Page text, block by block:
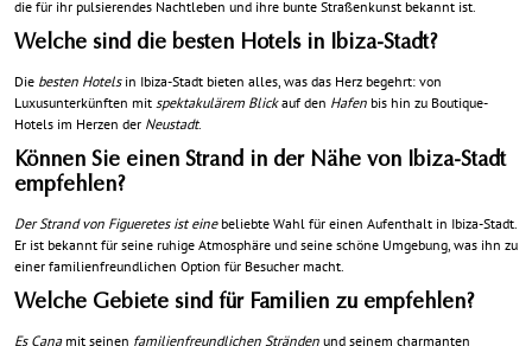
die für ihr pulsierendes Nachtleben und ihre bunte Straßenkunst bekannt ist.
Welche sind die besten Hotels in Ibiza-Stadt?
Die besten Hotels in Ibiza-Stadt bieten alles, was das Herz begehrt: von
Luxusunterkünften mit spektakulärem Blickauf den Hafen bis hin zu Boutique-
Hotels im Herzen der Neustadt.
Können Sie einen Strand in der Nähe von Ibiza-Stadt
empfehlen?
Der Strand von Figueretes ist eine beliebte Wahl für einen Aufenthalt in Ibiza-Stadt.
Er ist bekannt für seine ruhige Atmosphäre und seine schöne Umgebung, was ihn zu
einer familienfreundlichen Option für Besucher macht.
Welche Gebiete sind für Familien zu empfehlen?
Es Cana mit seinen familienfreundlichen Stränden und seinem charmanten